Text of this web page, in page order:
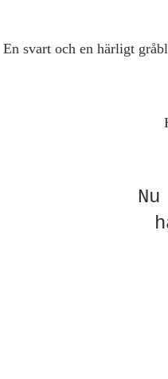
En svart och en härligt